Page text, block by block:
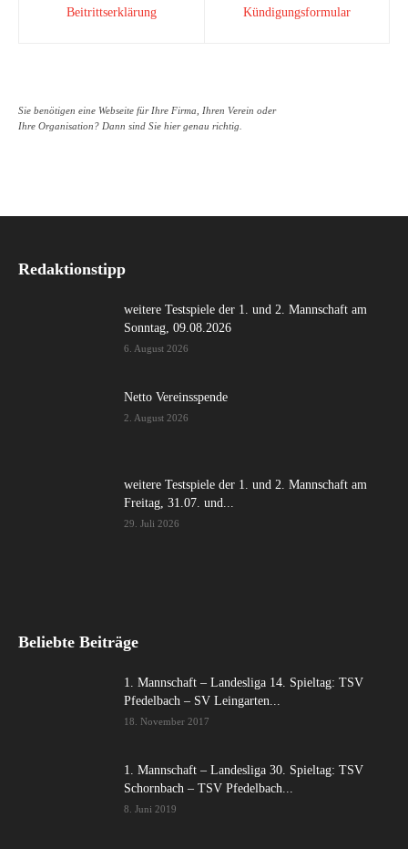
Beitrittserklärung Kündigungsformular
Sie benötigen eine Webseite für Ihre Firma, Ihren Verein oder
Ihre Organisation? Dann sind Sie hier genau richtig.
Redaktionstipp
weitere Testspiele der 1. und 2. Mannschaft am
Sonntag, 09.08.2026
6. August 2026
Netto Vereinsspende
2. August 2026
weitere Testspiele der 1. und 2. Mannschaft am
Freitag, 31.07. und...
29. Juli 2026
Beliebte Beiträge
1. Mannschaft – Landesliga 14. Spieltag: TSV
Pfedelbach – SV Leingarten...
18. November 2017
1. Mannschaft – Landesliga 30. Spieltag: TSV
Schornbach – TSV Pfedelbach...
8. Juni 2019